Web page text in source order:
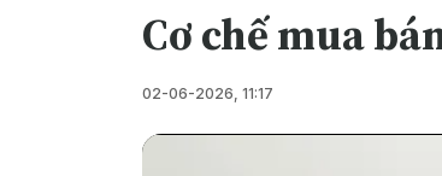
Cơ chế mua
02-06-2026, 11:17